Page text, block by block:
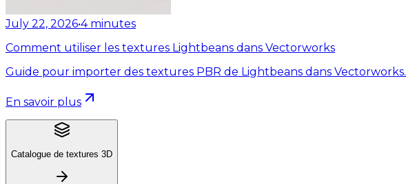
July 22, 2026•4 minutes
Comment utiliser les textures Lightbeans dans Vectorworks
Guide pour importer des textures PBR de Lightbeans dans Vectorworks.
En savoir plus
Catalogue de textures 3D